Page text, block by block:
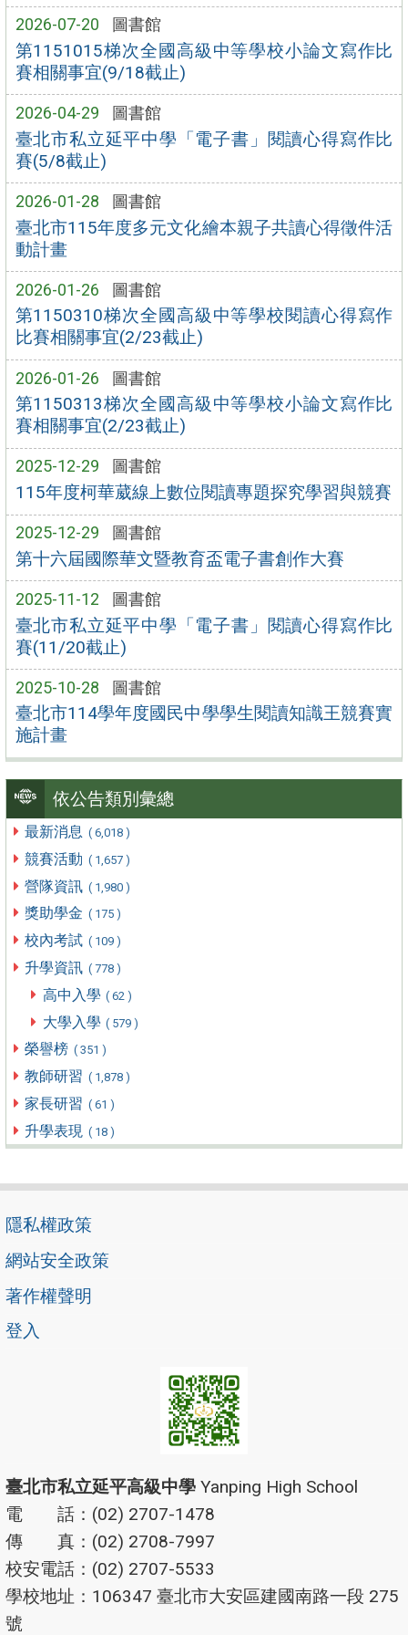
2026-07-20 圖書館
第1151015梯次全國高級中等學校小論文寫作比
賽相關事宜(9/18截止)
2026-04-29 圖書館
臺北市私立延平中學「電子書」閱讀心得寫作比
賽(5/8截止)
2026-01-28 圖書館
臺北市115年度多元文化繪本親子共讀心得徵件活
動計畫
2026-01-26 圖書館
第1150310梯次全國高級中等學校閱讀心得寫作
比賽相關事宜(2/23截止)
2026-01-26 圖書館
第1150313梯次全國高級中等學校小論文寫作比
賽相關事宜(2/23截止)
2025-12-29 圖書館
115年度柯華葳線上數位閱讀專題探究學習與競賽
2025-12-29 圖書館
第十六屆國際華文暨教育盃電子書創作大賽
2025-11-12 圖書館
臺北市私立延平中學「電子書」閱讀心得寫作比
賽(11/20截止)
2025-10-28 圖書館
臺北市114學年度國民中學學生閱讀知識王競賽實
施計畫
依公告類別彙總
最新消息 ( 6,018 )
競賽活動 ( 1,657 )
營隊資訊 ( 1,980 )
獎助學金 ( 175 )
校內考試 ( 109 )
升學資訊 ( 778 )
高中入學 ( 62 )
大學入學 ( 579 )
榮譽榜 ( 351 )
教師研習 ( 1,878 )
家長研習 ( 61 )
升學表現 ( 18 )
隱私權政策
網站安全政策
著作權聲明
登入
臺北市私立延平高級中學 Yanping High School
電 話：(02) 2707-1478
傳 真：(02) 2708-7997
校安電話：(02) 2707-5533
學校地址：106347 臺北市大安區建國南路一段 275
號